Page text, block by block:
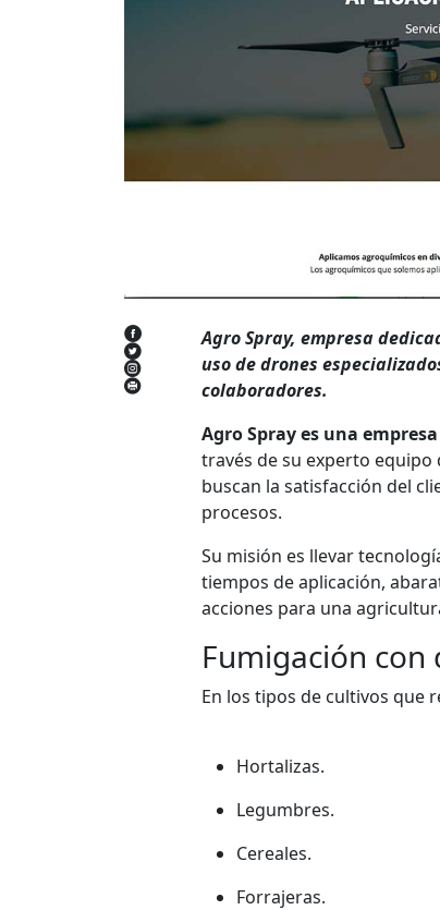
Agro Spray, empresa
uso de drones
colaboradores.
Agro Spray es una
través de su experto equipo
buscan la satisfacción del
procesos.
Su misión es llevar
tiempos de aplicación,
acciones para una
Fumigación con
En los tipos de cultivos que
Hortalizas.
Legumbres.
Cereales.
Forrajeras.